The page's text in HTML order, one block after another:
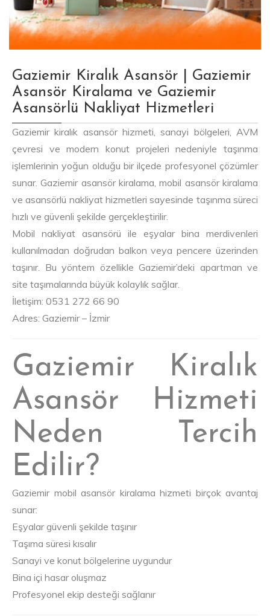
Gaziemir Kiralık Asansör | Gaziemir
Asansör Kiralama ve Gaziemir
Asansörlü Nakliyat Hizmetleri
Gaziemir kiralık asansör hizmeti, sanayi bölgeleri, AVM
çevresi ve modern konut projeleri nedeniyle taşınma
işlemlerinin yoğun olduğu bir ilçede profesyonel çözümler
sunar. Gaziemir asansör kiralama, mobil asansör kiralama
ve asansörlü nakliyat hizmetleri sayesinde taşınma süreci
hızlı ve güvenli şekilde gerçekleştirilir.
Mobil nakliyat asansörü ile eşyalar bina merdivenleri
kullanılmadan doğrudan balkon veya pencere üzerinden
taşınır. Bu yöntem özellikle Gaziemir’deki apartman ve
site taşımalarında büyük kolaylık sağlar.
İletişim: 0531 272 66 90
Adres: Gaziemir – İzmir
Gaziemir Kiralık
Asansör Hizmeti
Neden Tercih
Edilir?
Gaziemir mobil asansör kiralama hizmeti birçok avantaj
sunar:
Eşyalar güvenli şekilde taşınır
Taşıma süresi kısalır
Sanayi ve konut bölgelerine uygundur
Bina içi hasar oluşmaz
Profesyonel ekip desteği sağlanır